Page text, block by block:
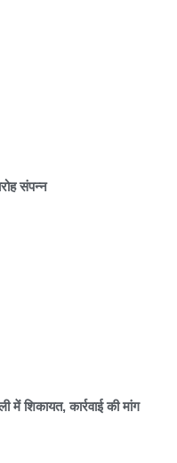
संपन्न
में शिकायत, कार्रवाई की मांग